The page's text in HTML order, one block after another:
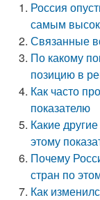
Россия
самым
Связанные
По какому
позицию в
Как часто
показателю
Какие
этому
Почему
стран по
Как